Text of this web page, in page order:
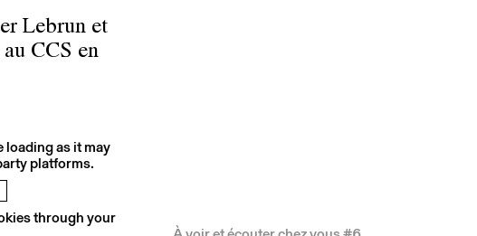
Lebrun et
CCS en
loading as it may
platforms.
through your